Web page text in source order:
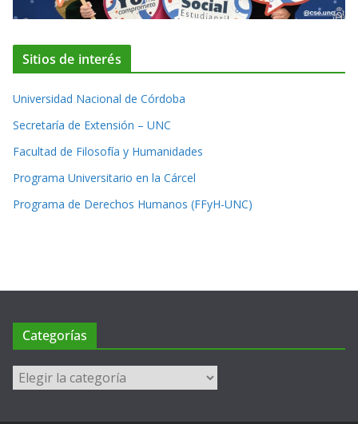
Sitios de interés
Universidad Nacional de Córdoba
Secretaría de Extensión – UNC
Facultad de Filosofía y Humanidades
Programa Universitario en la Cárcel
Programa de Derechos Humanos (FFyH-UNC)
Categorías
Categorías